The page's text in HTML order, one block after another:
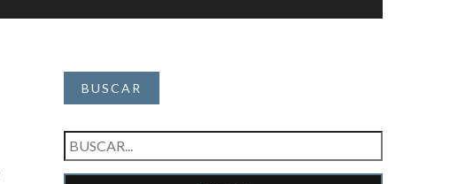
BUSCAR